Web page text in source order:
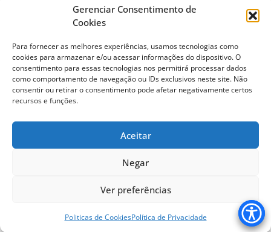
Gerenciar Consentimento de
Cookies
Para fornecer as melhores experiências, usamos tecnologias como
cookies para armazenar e/ou acessar informações do dispositivo. O
consentimento para essas tecnologias nos permitirá processar dados
como comportamento de navegação ou IDs exclusivos neste site. Não
consentir ou retirar o consentimento pode afetar negativamente certos
recursos e funções.
Aceitar
Negar
Ver preferências
Politicas de CookiesPolítica de Privacidade
Website:portaldoenvelhecimento.com.br
Todos os direitos reservados.